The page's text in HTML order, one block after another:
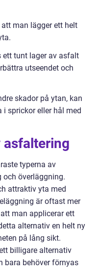
man lägger ett helt
ett tunt lager av asfalt
utseendet och
skador på ytan, kan
i sprickor eller hål med
asfaltering
typerna av
överläggning.
attraktiv yta med
är oftast mer
man applicerar ett
alternativ en helt ny
på lång sikt.
billigare alternativ
bara behöver förnyas